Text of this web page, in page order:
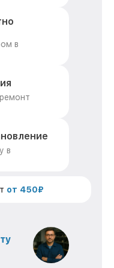
в
в
от 450₽